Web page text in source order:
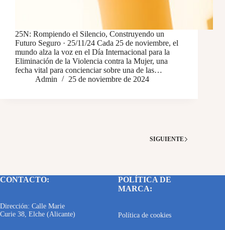
25N: Rompiendo el Silencio, Construyendo un
Futuro Seguro · 25/11/24 Cada 25 de noviembre, el
mundo alza la voz en el Día Internacional para la
Eliminación de la Violencia contra la Mujer, una
fecha vital para concienciar sobre una de las…
Admin
25 de noviembre de 2024
SIGUIENTE
CONTACTO:
Dirección: Calle Marie
Curie 38, Elche (Alicante)
POLÍTICA DE
MARCA:
Política de cookies